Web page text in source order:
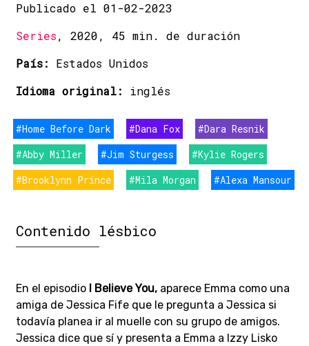
Publicado el 01-02-2023
Series, 2020, 45 min. de duración
País: Estados Unidos
Idioma original: inglés
#Home Before Dark #Dana Fox
#Dara Resnik
#Abby Miller
#Jim Sturgess
#Kylie Rogers
#Brooklynn Prince
#Mila Morgan #Alexa Mansour
Contenido lésbico
En el episodio I Believe You, aparece Emma como una
amiga de Jessica Fife que le pregunta a Jessica si
todavía planea ir al muelle con su grupo de amigos.
Jessica dice que sí y presenta a Emma a Izzy Lisko